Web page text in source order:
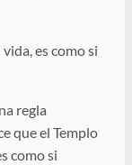
es como si
regla
que el Templo
como si